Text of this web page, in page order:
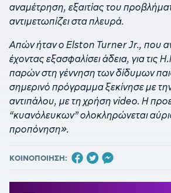
αναμέτρηση, εξαιτίας του
αντιμετωπίζει στα πλευρά.
Απών ήταν ο Elston Turner Jr., που
έχοντας εξασφαλίσει άδεια, για τις
παρών στη γέννηση των δίδυμων
σημερινό πρόγραμμα ξεκίνησε με
αντιπάλου, με τη χρήση video. Η
“κυανόλευκων” ολοκληρώνεται
προπόνηση».
ΚΟΙΝΟΠΟΙΗΣΗ: